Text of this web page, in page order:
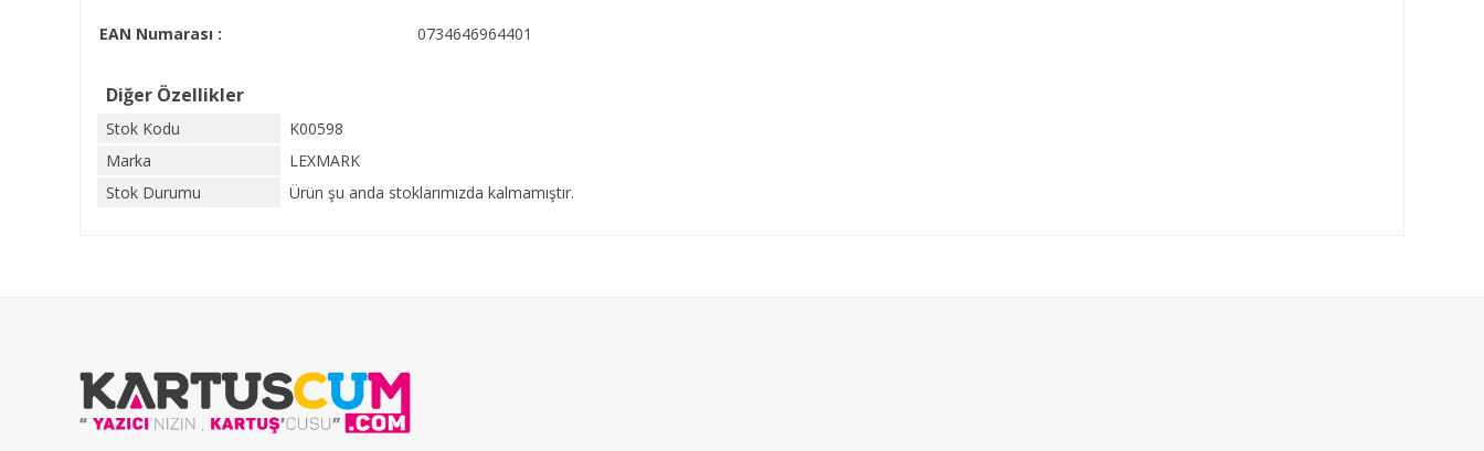
EAN Numarası : 0734646964401
Diğer Özellikler
Stok Kodu
K00598
Marka
LEXMARK
Stok Durumu
Ürün şu anda stoklarımızda kalmamıştır.